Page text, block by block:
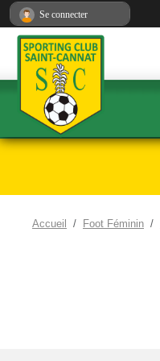
Accueil Foot Féminin
Se connecter
Panneau de gestion des